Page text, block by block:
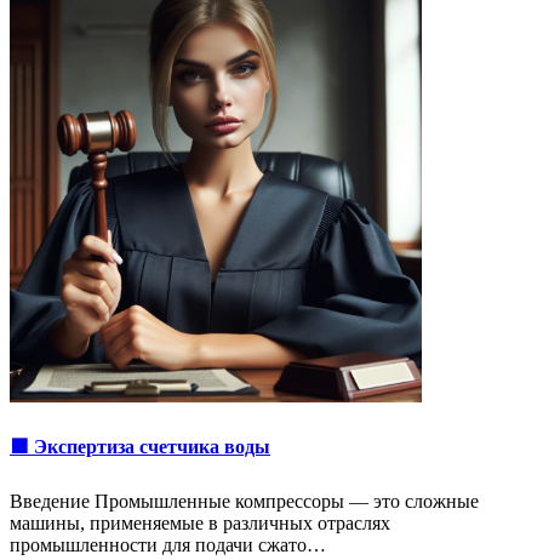
🟩 Экспертиза счетчика воды
Введение Промышленные компрессоры — это сложные
машины, применяемые в различных отраслях
промышленности для подачи сжато…